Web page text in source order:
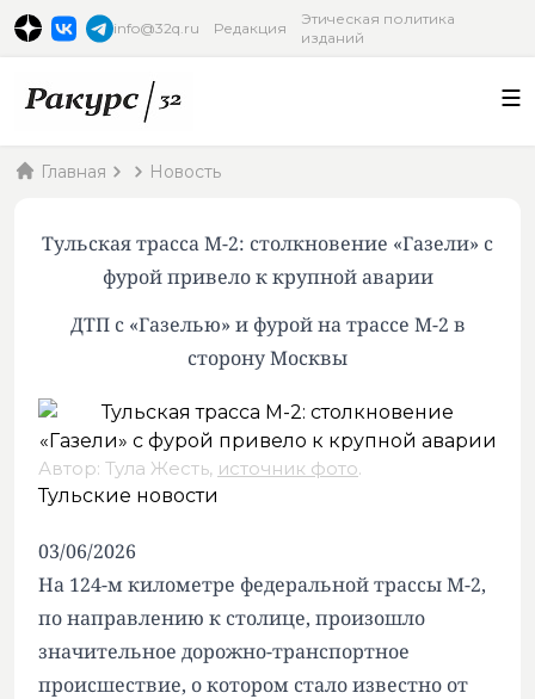
info@32q.ru Редакция
Этическая политика
изданий
Главная Новость
Тульская трасса М-2: столкновение «Газели» с
фурой привело к крупной аварии
ДТП с «Газелью» и фурой на трассе М-2 в
сторону Москвы
Автор: Тула Жесть, источник фото.
Тульские новости
03/06/2026
На 124-м километре федеральной трассы М-2,
по направлению к столице, произошло
значительное дорожно-транспортное
происшествие, о котором стало известно от